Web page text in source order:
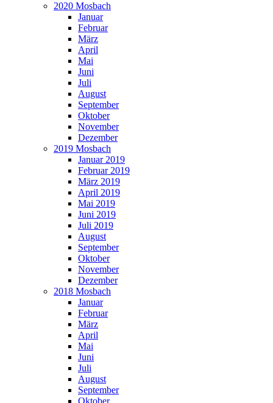
2020 Mosbach
Januar
Februar
März
April
Mai
Juni
Juli
August
September
Oktober
November
Dezember
2019 Mosbach
Januar 2019
Februar 2019
März 2019
April 2019
Mai 2019
Juni 2019
Juli 2019
August
September
Oktober
November
Dezember
2018 Mosbach
Januar
Februar
März
April
Mai
Juni
Juli
August
September